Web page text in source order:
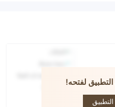
لفتحه!